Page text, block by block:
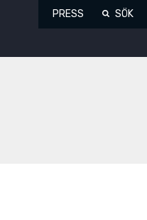
PRESS SÖK